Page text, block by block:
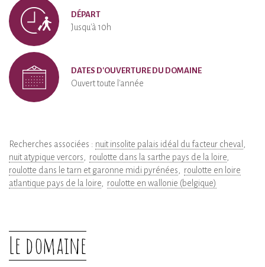
DÉPART
Jusqu'à 10h
DATES D'OUVERTURE DU DOMAINE
Ouvert toute l'année
Recherches associées : nuit insolite palais idéal du facteur cheval
nuit atypique vercors
roulotte dans la sarthe pays de la loire
roulotte dans le tarn et garonne midi pyrénées
roulotte en loire
atlantique pays de la loire
roulotte en wallonie (belgique)
Le domaine